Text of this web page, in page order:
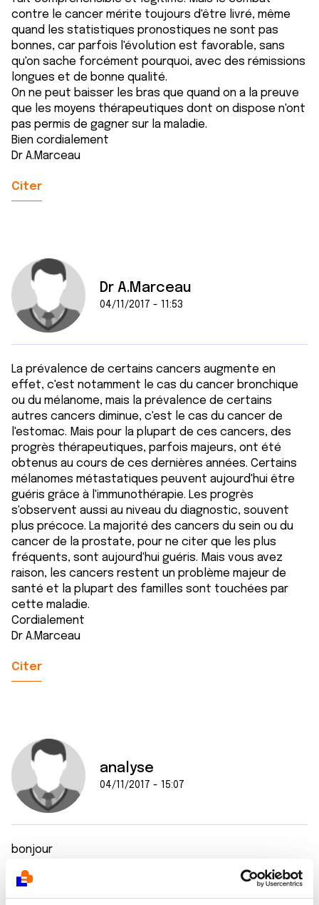
contre le cancer mérite toujours d'être livré, même
quand les statistiques pronostiques ne sont pas
bonnes, car parfois l'évolution est favorable, sans
qu'on sache forcément pourquoi, avec des rémissions
longues et de bonne qualité.
On ne peut baisser les bras que quand on a la preuve
que les moyens thérapeutiques dont on dispose n'ont
pas permis de gagner sur la maladie.
Bien cordialement
Dr A.Marceau
Citer
Dr A.Marceau
04/11/2017 - 11:53
La prévalence de certains cancers augmente en
effet, c'est notamment le cas du cancer bronchique
ou du mélanome, mais la prévalence de certains
autres cancers diminue, c'est le cas du cancer de
l'estomac. Mais pour la plupart de ces cancers, des
progrès thérapeutiques, parfois majeurs, ont été
obtenus au cours de ces dernières années. Certains
mélanomes métastatiques peuvent aujourd'hui être
guéris grâce à l'immunothérapie. Les progrès
s'observent aussi au niveau du diagnostic, souvent
plus précoce. La majorité des cancers du sein ou du
cancer de la prostate, pour ne citer que les plus
fréquents, sont aujourd'hui guéris. Mais vous avez
raison, les cancers restent un problème majeur de
santé et la plupart des familles sont touchées par
cette maladie.
Cordialement
Dr A.Marceau
Citer
analyse
04/11/2017 - 15:07
bonjour
je suis d'accord avec le fait que certains cancers
sont sensibles aux protocoles actuels et souvent